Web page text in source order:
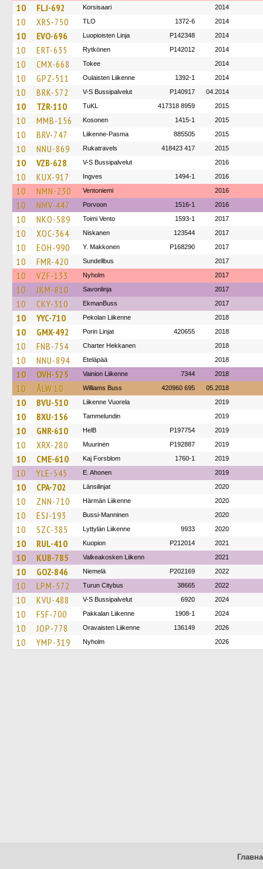
10 FLJ-692 Korsisaari 2014
10 XRS-750 TLO 1372-6 2014
10 EVO-696 Luopioisten Linja P142348 2014
10 ERT-635 Rytkönen P142012 2014
10 CMX-668 Tokee 2014
10 GPZ-511 Oulaisten Liikenne 1392-1 2014
10 BRK-572 V-S Bussipalvelut P140917 04.2014
10 TZR-110 TuKL 417318 8959 2015
10 MMB-156 Kosonen 1415-1 2015
10 BRV-747 Liikenne-Pasma 885505 2015
10 NNU-869 Rukatravels 418423 417 2015
10 VZB-628 V-S Bussipalvelut 2016
10 KUX-917 Ingves 1494-1 2016
10 NMN-230 Ventoniemi 2016
10 NMV-447 Porvoon 1516-1 2016
10 NKO-589 Toimi Vento 1593-1 2017
10 XOC-364 Niskanen 123544 2017
10 EOH-990 Y. Makkonen P168290 2017
10 FMR-420 Sundellbus 2017
10 VZF-133 Nyholm 2017
10 JKM-810 Savonlinja 2017
10 CKY-310 EkmanBuss 2017
10 YYC-710 Pekolan Liikenne 2018
10 GMX-492 Porin Linjat 420655 2018
10 FNB-754 Charter Hekkanen 2018
10 NNU-894 Eteläpää 2018
10 OVH-525 Vainion Liikenne 7344 2018
10 ÅLW 10 Williams Buss 420960 695 05.2018
10 BVU-510 Liikenne Vuorela 2019
10 BXU-156 Tammelundin 2019
10 GNR-610 HelB P197754 2019
10 XRX-280 Muurinen P192887 2019
10 CME-610 Kaj Forsblom 1760-1 2019
10 YLE-545 E. Ahonen 2019
10 CPA-702 Länsilinjat 2020
10 ZNN-710 Härmän Liikenne 2020
10 ESJ-193 Bussi-Manninen 2020
10 SZC-385 Lyttylän Liikenne 9933 2020
10 RUL-410 Kuopion P212014 2021
10 KUB-785 Valkeakosken Liikenn 2021
10 GOZ-846 Niemelä P202169 2022
10 LPM-572 Turun Citybus 38665 2022
10 KVU-488 V-S Bussipalvelut 6920 2024
10 FSF-700 Pakkalan Liikenne 1908-1 2024
10 JOP-778 Oravaisten Liikenne 136149 2026
10 YMP-319 Nyholm 2026